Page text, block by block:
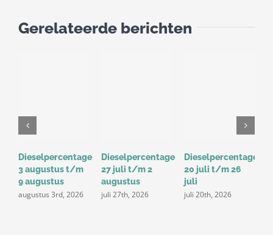
Gerelateerde berichten
Dieselpercentage
3 augustus t/m
9 augustus
augustus 3rd, 2026
Dieselpercentage
27 juli t/m 2
augustus
juli 27th, 2026
Dieselpercentage
20 juli t/m 26
juli
juli 20th, 2026